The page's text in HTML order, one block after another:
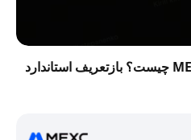
آلفا تریدر MEXC Alpha Trader چیست؟ بازتعریف استاندارد